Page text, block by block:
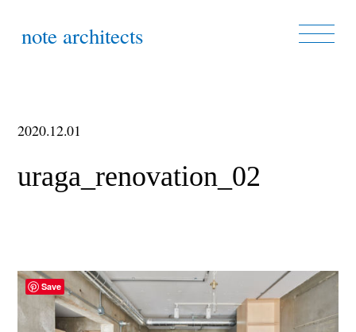
note architects
2020.12.01
uraga_renovation_02
Save